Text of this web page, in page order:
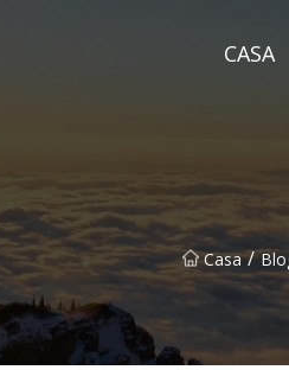
CASA
Casa /